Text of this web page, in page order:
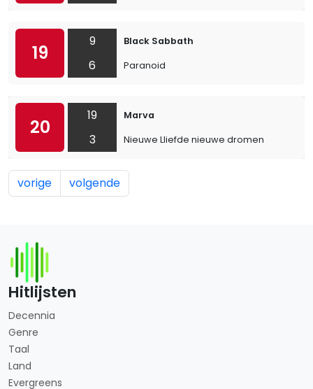
19
9
6
Black Sabbath
Paranoid
20
19
3
Marva
Nieuwe Lliefde nieuwe dromen
vorige volgende
Hitlijsten
Decennia
Genre
Taal
Land
Evergreens